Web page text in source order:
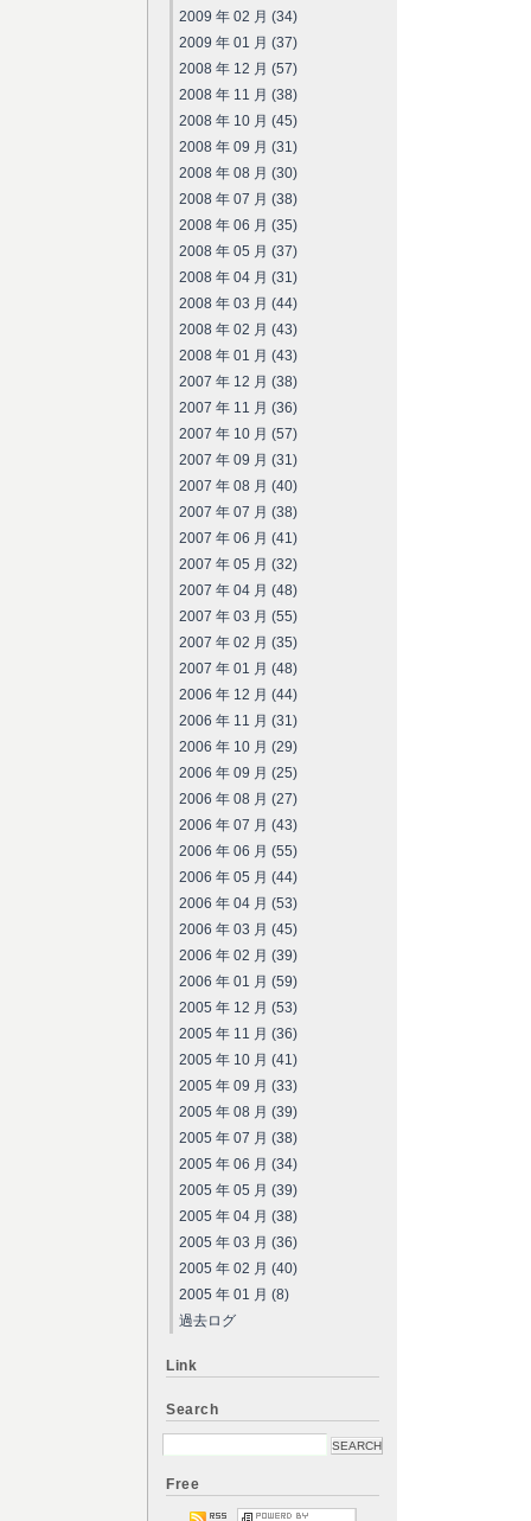
2009 年 02 月 (34)
2009 年 01 月 (37)
2008 年 12 月 (57)
2008 年 11 月 (38)
2008 年 10 月 (45)
2008 年 09 月 (31)
2008 年 08 月 (30)
2008 年 07 月 (38)
2008 年 06 月 (35)
2008 年 05 月 (37)
2008 年 04 月 (31)
2008 年 03 月 (44)
2008 年 02 月 (43)
2008 年 01 月 (43)
2007 年 12 月 (38)
2007 年 11 月 (36)
2007 年 10 月 (57)
2007 年 09 月 (31)
2007 年 08 月 (40)
2007 年 07 月 (38)
2007 年 06 月 (41)
2007 年 05 月 (32)
2007 年 04 月 (48)
2007 年 03 月 (55)
2007 年 02 月 (35)
2007 年 01 月 (48)
2006 年 12 月 (44)
2006 年 11 月 (31)
2006 年 10 月 (29)
2006 年 09 月 (25)
2006 年 08 月 (27)
2006 年 07 月 (43)
2006 年 06 月 (55)
2006 年 05 月 (44)
2006 年 04 月 (53)
2006 年 03 月 (45)
2006 年 02 月 (39)
2006 年 01 月 (59)
2005 年 12 月 (53)
2005 年 11 月 (36)
2005 年 10 月 (41)
2005 年 09 月 (33)
2005 年 08 月 (39)
2005 年 07 月 (38)
2005 年 06 月 (34)
2005 年 05 月 (39)
2005 年 04 月 (38)
2005 年 03 月 (36)
2005 年 02 月 (40)
2005 年 01 月 (8)
過去ログ
Link
Search
Free